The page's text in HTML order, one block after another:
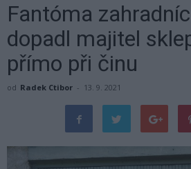
Fantóma
dopadl majitel
přímo při činu
od Radek Ctibor - 13. 9. 2021